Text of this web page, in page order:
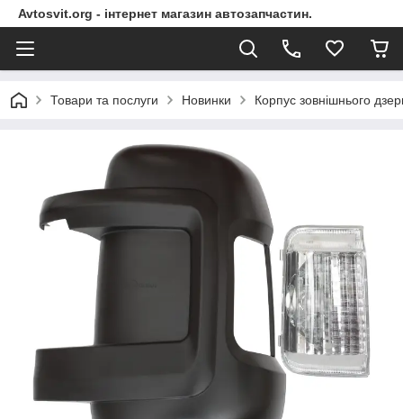
Avtosvit.org - інтернет магазин автозапчастин.
Товари та послуги Новинки Корпус зовнішнього